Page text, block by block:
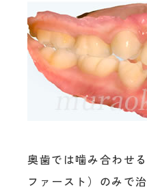
奥歯では噛み合わせ
ファースト）のみで